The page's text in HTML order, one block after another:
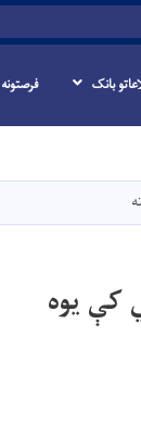
بانک فرصتونه
کې یوه